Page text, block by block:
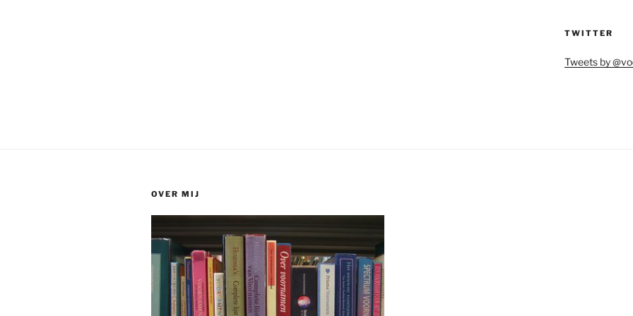
TWITTER
Tweets by
OVER MIJ